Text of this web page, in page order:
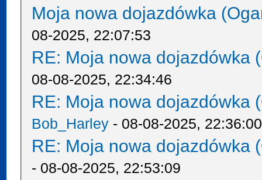
Moja nowa dojazdówka
08-2025, 22:07:53
RE: Moja nowa dojazdówka
08-08-2025, 22:34:46
RE: Moja nowa dojazdówka
Bob_Harley - 08-08-2025, 22:36:00
RE: Moja nowa dojazdówka
- 08-08-2025, 22:53:09